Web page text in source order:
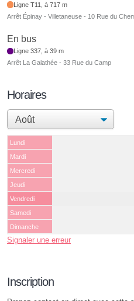
Ligne T11, à 717 m
Arrêt Épinay - Villetaneuse - 10 Rue du
En bus
Ligne 337, à 39 m
Arrêt La Galathée - 33 Rue du Camp
Horaires
Lundi
Mardi
Mercredi
Jeudi
Vendredi
Samedi
Dimanche
Signaler une erreur
Inscription